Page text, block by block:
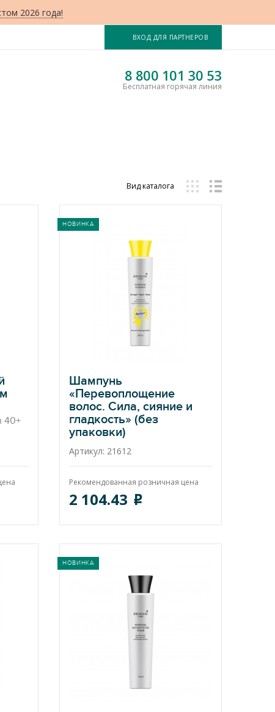
2026 года!
ВХОД ДЛЯ ПАРТНЕРОВ
8 800 101 30 53
Бесплатная горячая линия
Вид каталога
40+
Шампунь
«Перевоплощение
волос. Сила, сияние и
гладкость» (без
упаковки)
Makeover Shampoo
Артикул: 21612
Рекомендованная розничная цена
2 104.43 o
НОВИНКА
НОВИНКА